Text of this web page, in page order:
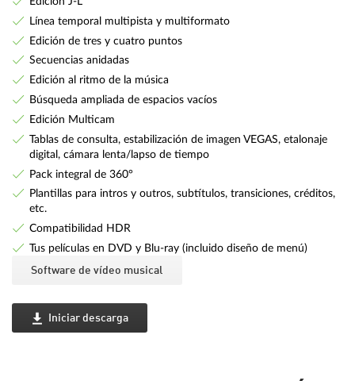
Línea temporal multipista y multiformato
Edición de tres y cuatro puntos
Secuencias anidadas
Edición al ritmo de la música
Búsqueda ampliada de espacios vacíos
Edición Multicam
Tablas de consulta, estabilización de imagen VEGAS, etalonaje
digital, cámara lenta/lapso de tiempo
Pack integral de 360°
Plantillas para intros y outros, subtítulos, transiciones, créditos,
etc.
Compatibilidad HDR
Tus películas en DVD y Blu-ray (incluido diseño de menú)
Software de vídeo musical
Iniciar descarga